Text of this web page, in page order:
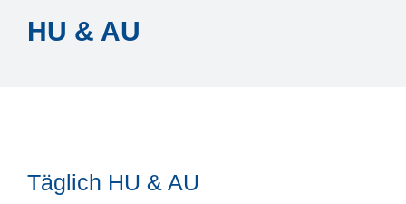
Kundenstimmen
HU & AU
Täglich HU & AU